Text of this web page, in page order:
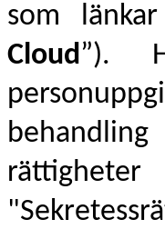
som
Cloud”).